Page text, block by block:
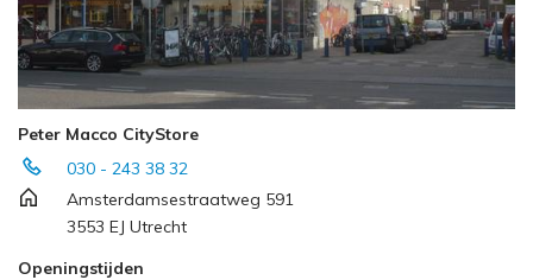
Peter Macco CityStore
030 - 243 38 32
Amsterdamsestraatweg 591
3553 EJ Utrecht
Openingstijden